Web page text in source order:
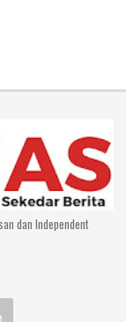
dan Independent